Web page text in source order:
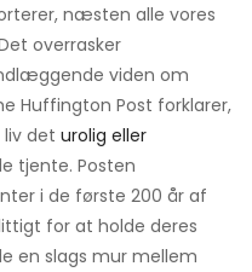
næsten alle vores
overrasker
viden om
Huffington Post forklarer,
det urolig eller
tjente. Posten
i de første 200 år af
for at holde deres
en slags mur mellem